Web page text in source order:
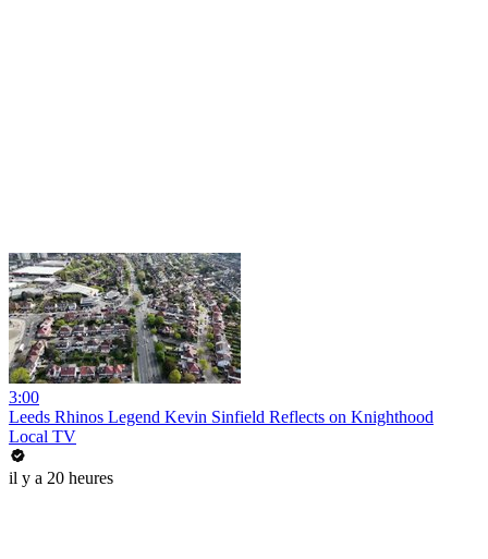
3:00
Leeds Rhinos Legend Kevin Sinfield Reflects on Knighthood
Local TV
il y a 20 heures